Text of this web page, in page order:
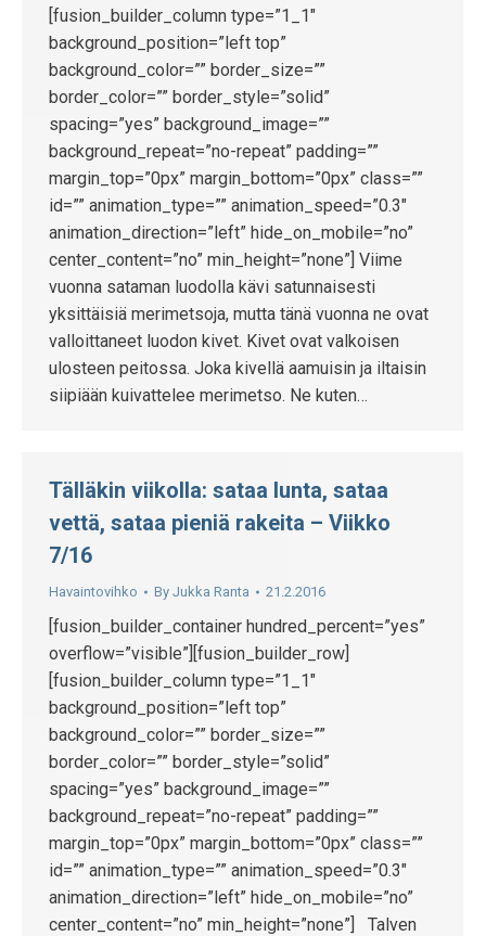
[fusion_builder_column type=”1_1″
background_position=”left top”
background_color=”” border_size=””
border_color=”” border_style=”solid”
spacing=”yes” background_image=””
background_repeat=”no-repeat” padding=””
margin_top=”0px” margin_bottom=”0px” class=””
id=”” animation_type=”” animation_speed=”0.3″
animation_direction=”left” hide_on_mobile=”no”
center_content=”no” min_height=”none”] Viime
vuonna sataman luodolla kävi satunnaisesti
yksittäisiä merimetsoja, mutta tänä vuonna ne ovat
valloittaneet luodon kivet. Kivet ovat valkoisen
ulosteen peitossa. Joka kivellä aamuisin ja iltaisin
siipiään kuivattelee merimetso. Ne kuten…
Tälläkin viikolla: sataa lunta, sataa
vettä, sataa pieniä rakeita – Viikko
7/16
Havaintovihko By Jukka Ranta 21.2.2016
[fusion_builder_container hundred_percent=”yes”
overflow=”visible”][fusion_builder_row]
[fusion_builder_column type=”1_1″
background_position=”left top”
background_color=”” border_size=””
border_color=”” border_style=”solid”
spacing=”yes” background_image=””
background_repeat=”no-repeat” padding=””
margin_top=”0px” margin_bottom=”0px” class=””
id=”” animation_type=”” animation_speed=”0.3″
animation_direction=”left” hide_on_mobile=”no”
center_content=”no” min_height=”none”] Talven